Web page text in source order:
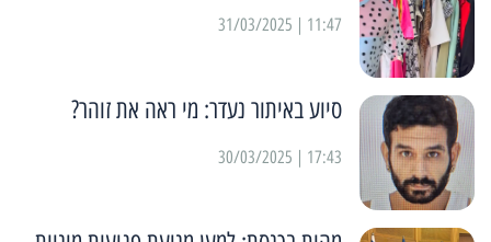
11:47 | 31/03/2025
סיוע באיתור נעדר: מי ראה את זוהר?
17:43 | 30/03/2025